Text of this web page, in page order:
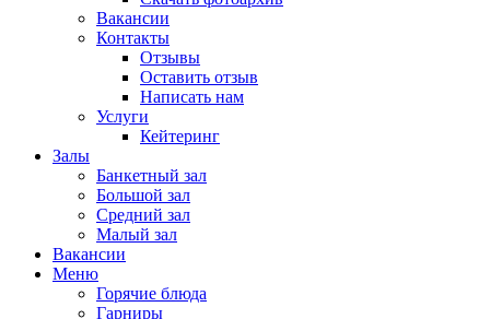
Вакансии
Контакты
Отзывы
Оставить отзыв
Написать нам
Услуги
Кейтеринг
Залы
Банкетный зал
Большой зал
Средний зал
Малый зал
Вакансии
Меню
Горячие блюда
Гарниры